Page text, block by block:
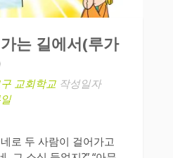
는 길에서(루가
교회학교작성일자
로 두 사람이 걸어가고